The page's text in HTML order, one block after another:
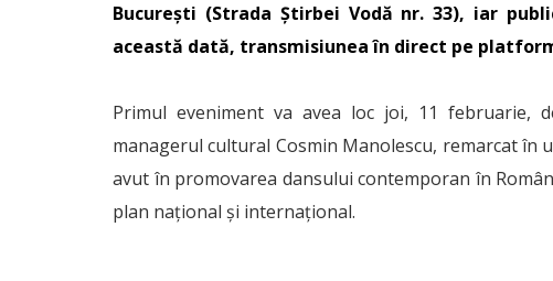
București (Strada Știrbei Vodă nr. 33), iar
această dată, transmisiunea în direct pe
Primul eveniment va avea loc joi, 11 februarie,
managerul cultural Cosmin Manolescu, remarcat în
avut în promovarea dansului contemporan în
plan național și internațional.